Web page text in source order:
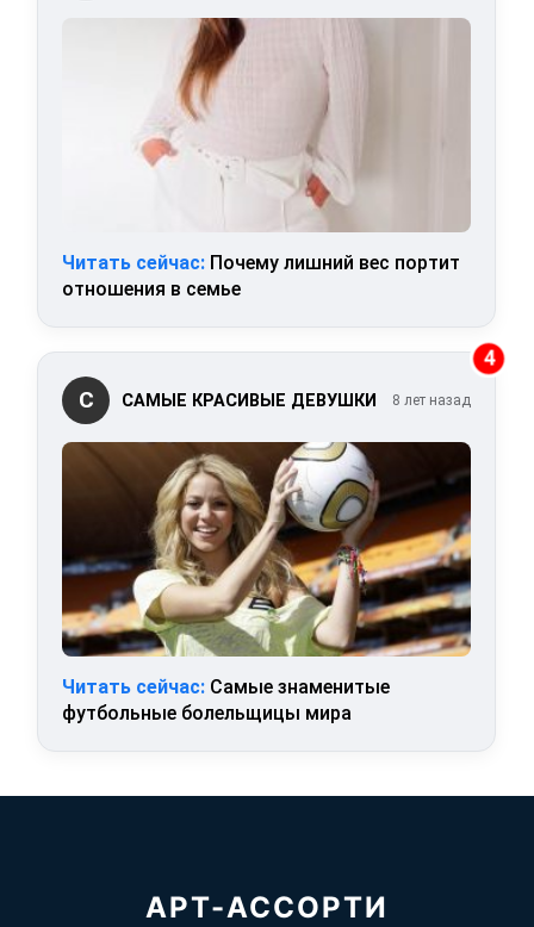
Читать сейчас: Почему лишний вес портит
отношения в семье
4
С САМЫЕ КРАСИВЫЕ ДЕВУШКИ 8 лет назад
Читать сейчас: Самые знаменитые
футбольные болельщицы мира
АРТ-АССОРТИ